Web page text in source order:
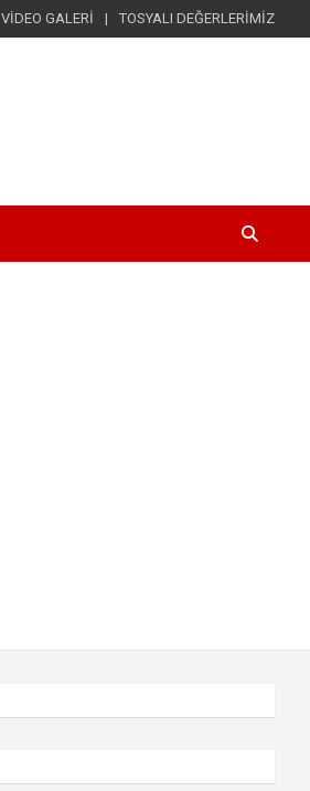
VİDEO GALERİ TOSYALI DEĞERLERİMİZ